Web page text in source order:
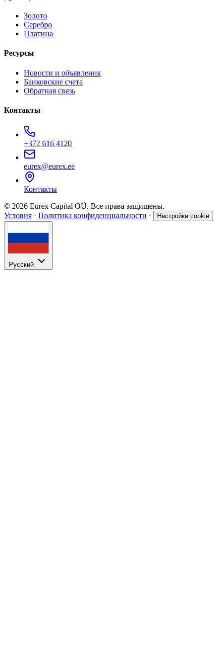
Золото
Серебро
Платина
Ресурсы
Новости и объявления
Банковские счета
Обратная связь
Контакты
+372 616 4120
eurex@eurex.ee
Контакты
© 2026 Eurex Capital OÜ. Все права защищены.
Условия · Политика конфиденциальности · Настройки cookie
Русский